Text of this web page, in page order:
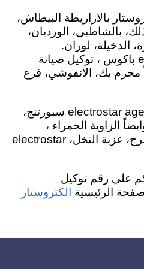
بالازاريطة البيطاش،
بالشاطبي، الورديان،
الدخيلة، لوران.
مركز electrostar agency باكوس ، توكيل صيانة
محرم بك، الانفوشي، فرع
مركز خدمة سموحة، electrostar agency سبورتنج،
الزاوية الحمراء ،
الشرابية، عين شمس، المرج، عزبة النخل، electrostar
علي رقم توكيل
الرئيسية الكتروستار